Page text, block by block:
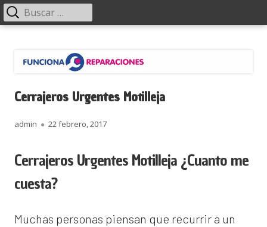
contenido
Menú
principal Buscar:
Cerrajeros Urgentes Motilleja
Autor
admin
Publicado
22 febrero, 2017
Cerrajeros Urgentes Motilleja ¿Cuanto me
cuesta?
Muchas personas piensan que recurrir a un